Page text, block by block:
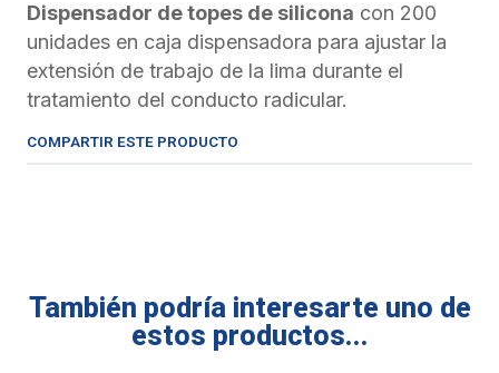
Dispensador de topes de silicona con 200
unidades en caja dispensadora para ajustar la
extensión de trabajo de la lima durante el
tratamiento del conducto radicular.
COMPARTIR ESTE PRODUCTO
También podría interesarte uno de
estos productos...